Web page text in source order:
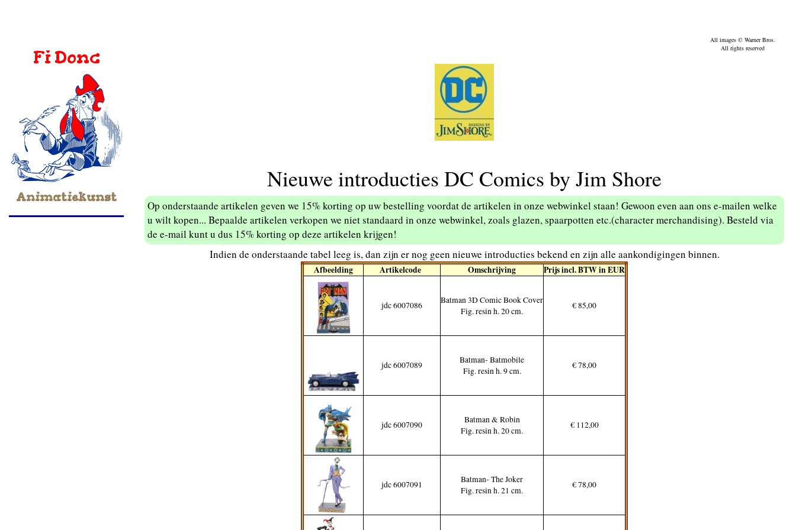
Fi Donc
Animatiekunst
All images © Warner Bros.
All rights reserved
Nieuwe introducties DC Comics by Jim Shore
Op onderstaande artikelen geven we 15% korting op uw bestelling voordat de artikelen in onze webwinkel staan! Gewoon even aan ons e-mailen welke
u wilt kopen... Bepaalde artikelen verkopen we niet standaard in onze webwinkel, zoals glazen, spaarpotten etc.(character merchandising). Besteld via
de e-mail kunt u dus 15% korting op deze artikelen krijgen!
Indien de onderstaande tabel leeg is, dan zijn er nog geen nieuwe introducties bekend en zijn alle aankondigingen binnen.
Afbeelding Artikelcode Omschrijving Prijs incl. BTW in EUR
jdc 6007086
Batman 3D Comic Book Cover
Fig. resin h. 20 cm.
€ 85,00
jdc 6007089
Batman- Batmobile
Fig. resin h. 9 cm.
€ 78,00
jdc 6007090
Batman & Robin
Fig. resin h. 20 cm.
€ 112,00
jdc 6007091
Batman- The Joker
Fig. resin h. 21 cm.
€ 78,00